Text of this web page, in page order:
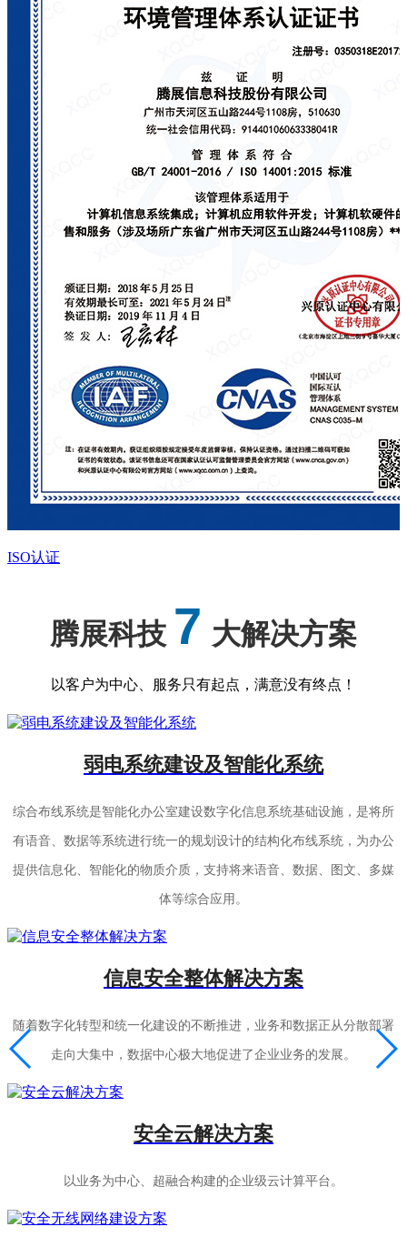
ISO认证
腾展科技 7 大解决方案
以客户为中心、服务只有起点，满意没有终点！
弱电系统建设及智能化系统
综合布线系统是智能化办公室建设数字化信息系统基础设施，是将所
有语音、数据等系统进行统一的规划设计的结构化布线系统，为办公
提供信息化、智能化的物质介质，支持将来语音、数据、图文、多媒
体等综合应用。
信息安全整体解决方案
随着数字化转型和统一化建设的不断推进，业务和数据正从分散部署
走向大集中，数据中心极大地促进了企业业务的发展。
安全云解决方案
以业务为中心、超融合构建的企业级云计算平台。